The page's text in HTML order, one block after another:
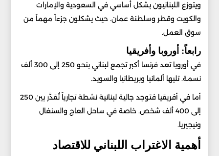
ويتوزع اللبنانيون بشكل أساسي في السعودية والإمارات
والكويت وقطر وسلطنة عمان. حيث يشكلون جزءاً مهماً من
سوق العمل.
رابعاً: أوروبا وأفريقيا
في أوروبا تعد فرنسا أكبر تجمع لبناني بنحو 250 إلى 300 ألف
نسمة. تليها ألمانيا وبريطانيا والسويد.
أما في أفريقيا فتوجد جالية لبنانية نشطة تجارياً تُقدَّر بين 250
إلى 400 ألف شخص. خاصة في ساحل العاج والسنغال
ونيجيريا.
أهمية الاغتراب اللبناني للاقتصاد